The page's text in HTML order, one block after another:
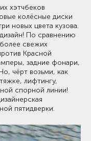
хэтчбеков
колёсные диски
новых цвета кузова.
По сравнению
свежих
Красной
задние фонари,
чёрт возьми, как
лифтингу,
спорной линии!
пятидверки.